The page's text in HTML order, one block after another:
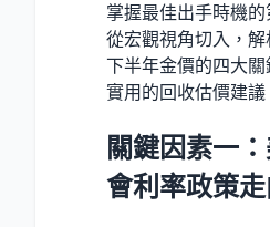
掌握最佳出手時機
從宏觀視角切入，
下半年金價的四大
實用的回收估價建議
關鍵因素一
會利率政策